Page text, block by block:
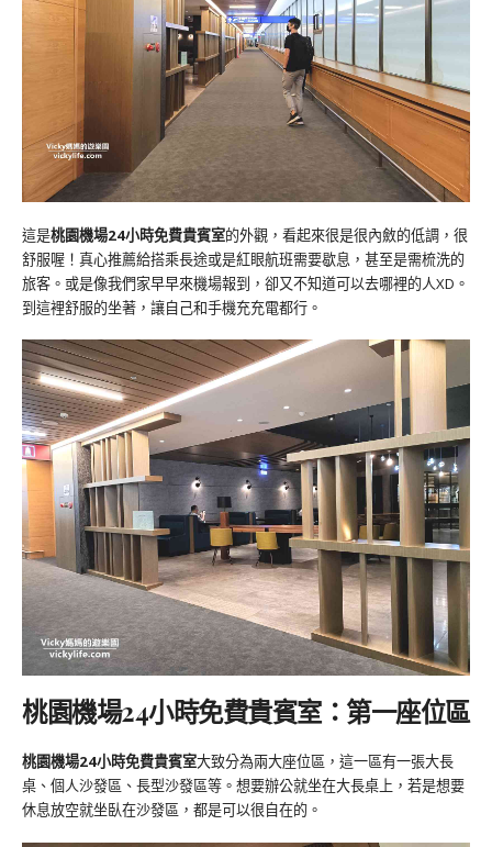
這是桃園機場24小時免費貴賓室的外觀，看起來很是很內斂的低調，很
舒服喔！真心推薦給搭乘長途或是紅眼航班需要歇息，甚至是需梳洗的
旅客。或是像我們家早早來機場報到，卻又不知道可以去哪裡的人XD。
到這裡舒服的坐著，讓自己和手機充充電都行。
桃園機場24小時免費貴賓室：第一座位區
桃園機場24小時免費貴賓室大致分為兩大座位區，這一區有一張大長
桌、個人沙發區、長型沙發區等。想要辦公就坐在大長桌上，若是想要
休息放空就坐臥在沙發區，都是可以很自在的。